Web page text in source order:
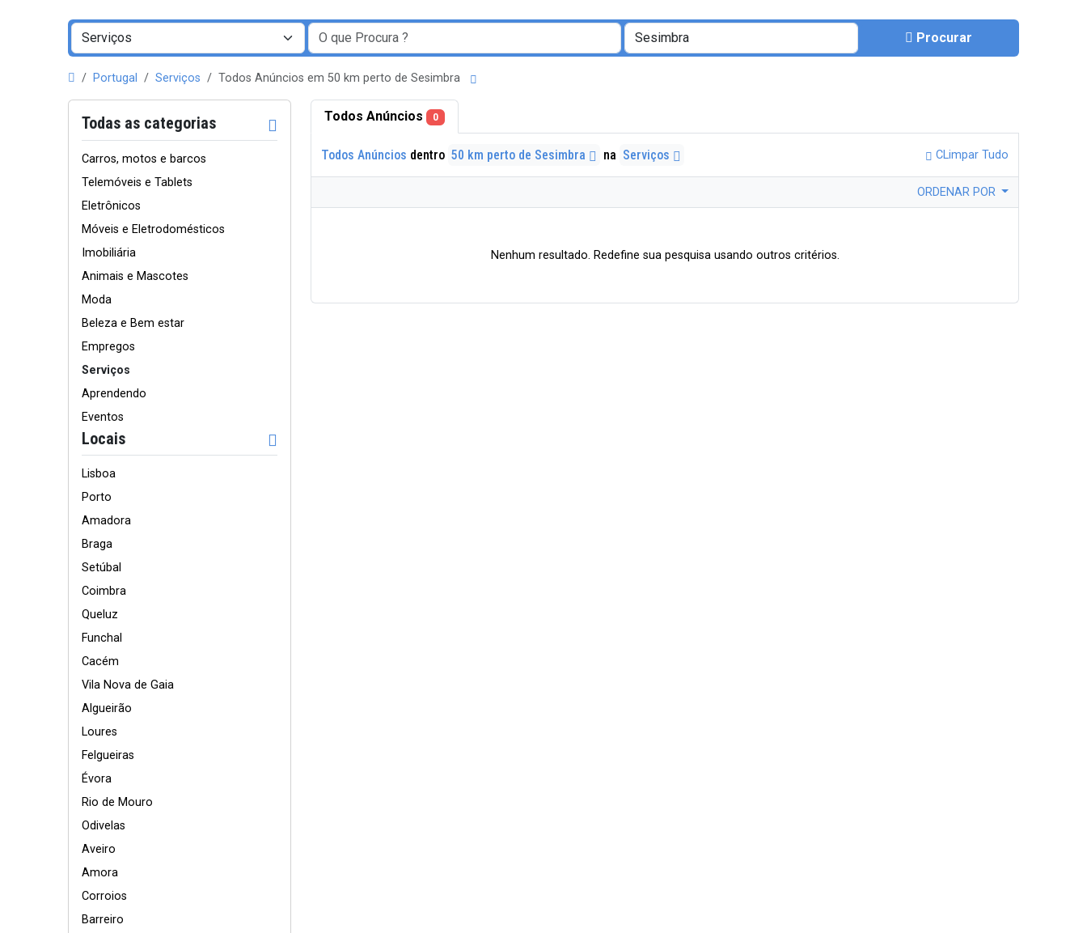
Procurar
Portugal Serviços Todos Anúncios em 50 km perto de Sesimbra
Todas as categorias
Carros, motos e barcos
Telemóveis e Tablets
Eletrônicos
Móveis e Eletrodomésticos
Imobiliária
Animais e Mascotes
Moda
Beleza e Bem estar
Empregos
Serviços
Aprendendo
Eventos
Locais
Lisboa
Porto
Amadora
Braga
Setúbal
Coimbra
Queluz
Funchal
Cacém
Vila Nova de Gaia
Algueirão
Loures
Felgueiras
Évora
Rio de Mouro
Odivelas
Aveiro
Amora
Corroios
Barreiro
Todos Anúncios 0
Todos Anúncios dentro 50 km perto de Sesimbra na Serviços CLimpar Tudo
ORDENAR POR
Nenhum resultado. Redefine sua pesquisa usando outros critérios.